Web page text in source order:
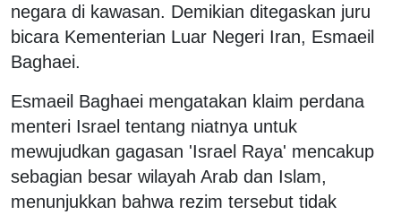
negara di kawasan. Demikian ditegaskan juru
bicara Kementerian Luar Negeri Iran, Esmaeil
Baghaei.
Esmaeil Baghaei mengatakan klaim perdana
menteri Israel tentang niatnya untuk
mewujudkan gagasan 'Israel Raya' mencakup
sebagian besar wilayah Arab dan Islam,
menunjukkan bahwa rezim tersebut tidak